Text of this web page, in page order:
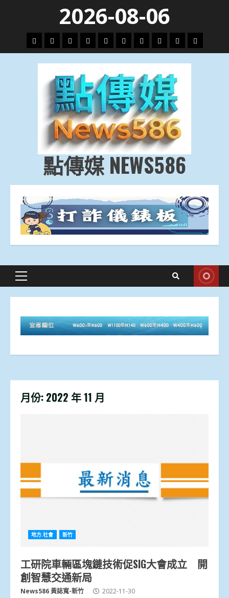
content
2026-08-06
頭
條
財
經
地
方.
會
文
教.
技
專
題
娛
樂
劇
政
治
國
際
運
動
生
活
點傳媒 NEWS586
Primary
月份: 2022 年 11 月
地方.社會 新竹
工研院車輛區塊鏈技術促SIG大會成立 開
創智慧交通新局
News586 黃誌寬-新竹 2022-11-30